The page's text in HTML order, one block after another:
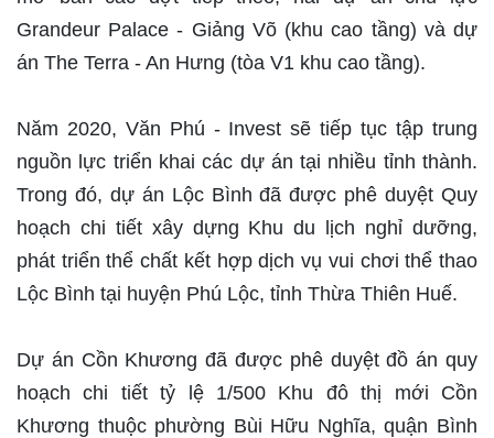
Grandeur Palace - Giảng Võ (khu cao tầng) và dự
án The Terra - An Hưng (tòa V1 khu cao tầng).
Năm 2020, Văn Phú - Invest sẽ tiếp tục tập trung
nguồn lực triển khai các dự án tại nhiều tỉnh thành.
Trong đó, dự án Lộc Bình đã được phê duyệt Quy
hoạch chi tiết xây dựng Khu du lịch nghỉ dưỡng,
phát triển thể chất kết hợp dịch vụ vui chơi thể thao
Lộc Bình tại huyện Phú Lộc, tỉnh Thừa Thiên Huế.
Dự án Cồn Khương đã được phê duyệt đồ án quy
hoạch chi tiết tỷ lệ 1/500 Khu đô thị mới Cồn
Khương thuộc phường Bùi Hữu Nghĩa, quận Bình